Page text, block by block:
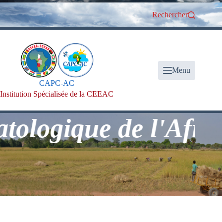
Passer
au
contenu
Rechercher
CAPC-AC
Institution Spécialisée de la CEEAC
Menu
de